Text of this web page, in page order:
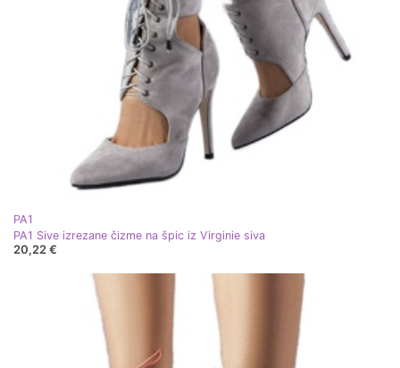
PA1
PA1 Sive izrezane čizme na špic iz Virginie siva
20,22 €